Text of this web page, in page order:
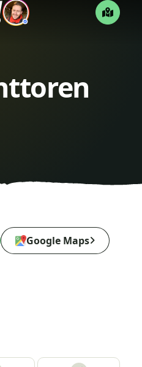
Google Maps